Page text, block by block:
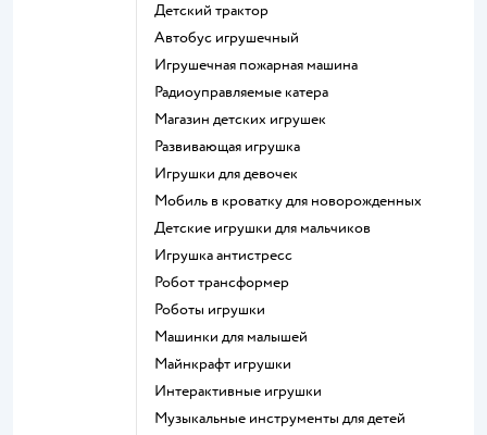
Детский трактор
Автобус игрушечный
Игрушечная пожарная машина
Радиоуправляемые катера
Магазин детских игрушек
Развивающая игрушка
Игрушки для девочек
Мобиль в кроватку для новорожденных
Детские игрушки для мальчиков
Игрушка антистресс
Робот трансформер
Роботы игрушки
Машинки для малышей
Майнкрафт игрушки
Интерактивные игрушки
Музыкальные инструменты для детей